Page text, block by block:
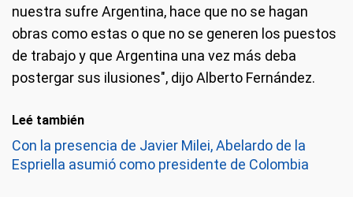
nuestra sufre Argentina, hace que no se hagan
obras como estas o que no se generen los puestos
de trabajo y que Argentina una vez más deba
postergar sus ilusiones", dijo Alberto Fernández.
Leé también
Con la presencia de Javier Milei, Abelardo de la
Espriella asumió como presidente de Colombia